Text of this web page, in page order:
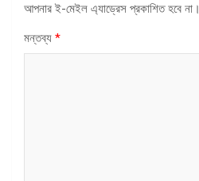
আপনার ই-মেইল এ্যাড্রেস প্রকাশিত হবে না।
মন্তব্য *